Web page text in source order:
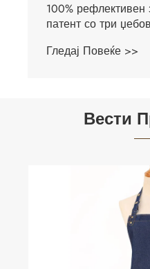
Униформна
Вести